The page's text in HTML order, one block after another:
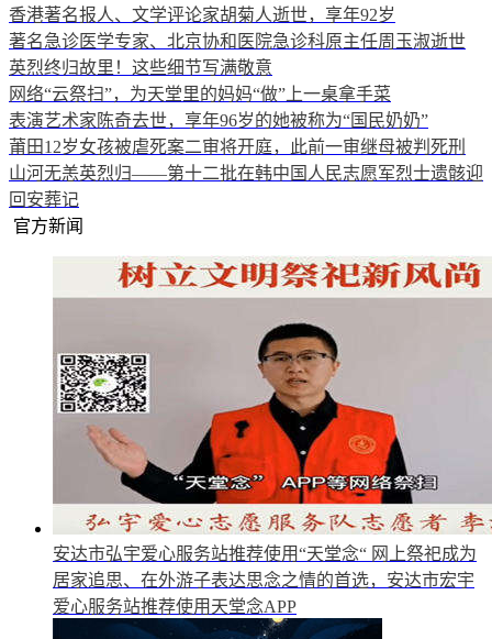
香港著名报人、文学评论家胡菊人逝世，享年92岁
著名急诊医学专家、北京协和医院急诊科原主任周玉淑逝世
英烈终归故里！这些细节写满敬意
网络“云祭扫”，为天堂里的妈妈“做”上一桌拿手菜
表演艺术家陈奇去世，享年96岁的她被称为“国民奶奶”
莆田12岁女孩被虐死案二审将开庭，此前一审继母被判死刑
山河无恙英烈归——第十二批在韩中国人民志愿军烈士遗骸迎
回安葬记
官方新闻
安达市弘宇爱心服务站推荐使用“天堂念“ 网上祭祀成为
居家追思、在外游子表达思念之情的首选，安达市宏宇
爱心服务站推荐使用天堂念APP